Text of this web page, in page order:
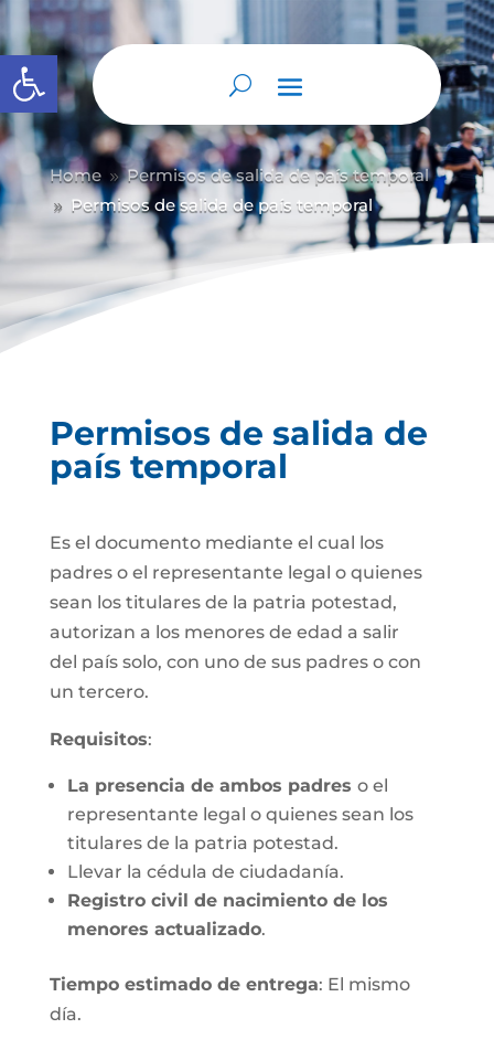
Abrir barra de herramientas
Home 9 Permisos de salida de país temporal
9 Permisos de salida de país temporal
Permisos de salida de
país temporal
Es el documento mediante el cual los
padres o el representante legal o quienes
sean los titulares de la patria potestad,
autorizan a los menores de edad a salir
del país solo, con uno de sus padres o con
un tercero.
Requisitos:
La presencia de ambos padres o el
representante legal o quienes sean los
titulares de la patria potestad.
Llevar la cédula de ciudadanía.
Registro civil de nacimiento de los
menores actualizado.
Tiempo estimado de entrega: El mismo
día.